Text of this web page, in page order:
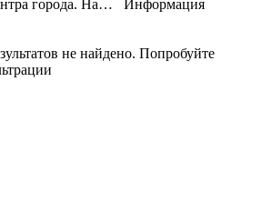
города. На… Информация
не найдено. Попробуйте